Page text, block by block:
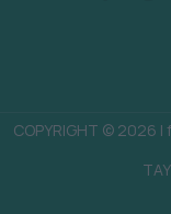
COPYRIGHT © 2026 |